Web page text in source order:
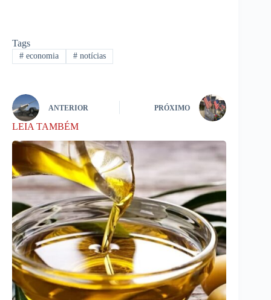
Tags
#economia #notícias
ANTERIOR PRÓXIMO
LEIA TAMBÉM